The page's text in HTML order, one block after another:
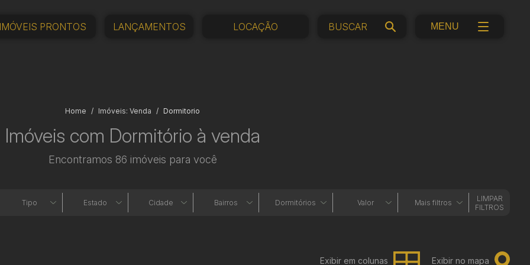
PRONTOS LANÇAMENTOS LOCAÇÃO MENU
Home Imóveis: Venda Dormitorio
Imóveis com Dormitório à venda
Encontramos 86 imóveis para você
Tipo Estado Cidade Bairros Dormitórios Valor Mais filtros
LIMPAR
FILTROS
Exibir em colunas Exibir no mapa